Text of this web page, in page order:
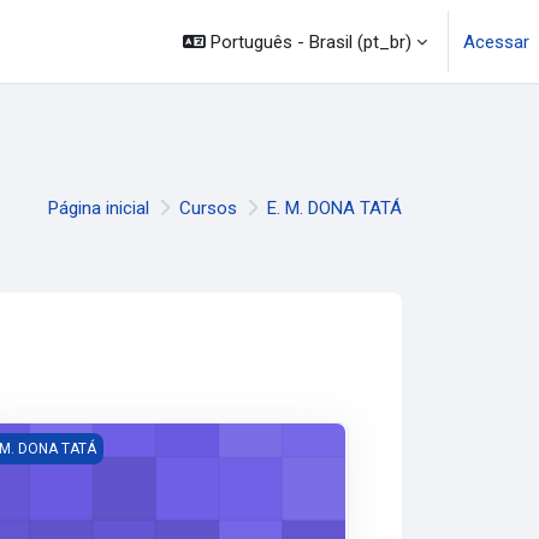
Português - Brasil ‎(pt_br)‎ Acessar
Página inicial Cursos E. M. DONA TATÁ
FUNDAMENTAL - EDUCAÇÃO FÍSICA
DONA TATÁ